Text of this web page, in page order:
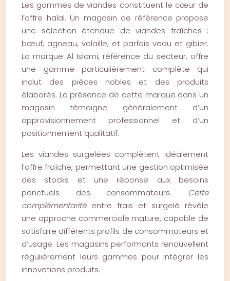
Les gammes de viandes constituent le cœur de
l’offre halal. Un magasin de référence propose
une sélection étendue de viandes fraîches :
bœuf, agneau, volaille, et parfois veau et gibier.
La marque Al Islami, référence du secteur, offre
une gamme particulièrement complète qui
inclut des pièces nobles et des produits
élaborés. La présence de cette marque dans un
magasin témoigne généralement d’un
approvisionnement professionnel et d’un
positionnement qualitatif.
Les viandes surgelées complètent idéalement
l’offre fraîche, permettant une gestion optimisée
des stocks et une réponse aux besoins
ponctuels des consommateurs. Cette
complémentarité entre frais et surgelé révèle
une approche commerciale mature, capable de
satisfaire différents profils de consommateurs et
d’usage. Les magasins performants renouvellent
régulièrement leurs gammes pour intégrer les
innovations produits.